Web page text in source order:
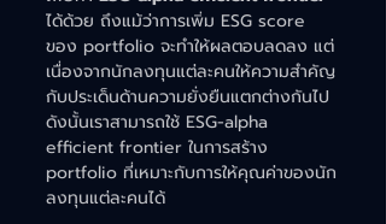
ได้ด้วย ถึงแม้ว่าการเพิ่ม ESG score
ของ portfolio จะทำให้ผลตอบลดลง แต่
เนื่องจากนักลงทุนแต่ละคนให้ความสำคัญ
กับประเด็นด้านความยั่งยืนแตกต่างกันไป
ดังนั้นเราสามารถใช้ ESG-alpha
efficient frontier ในการสร้าง
portfolio ที่เหมาะกับการให้คุณค่าของนัก
ลงทุนแต่ละคนได้